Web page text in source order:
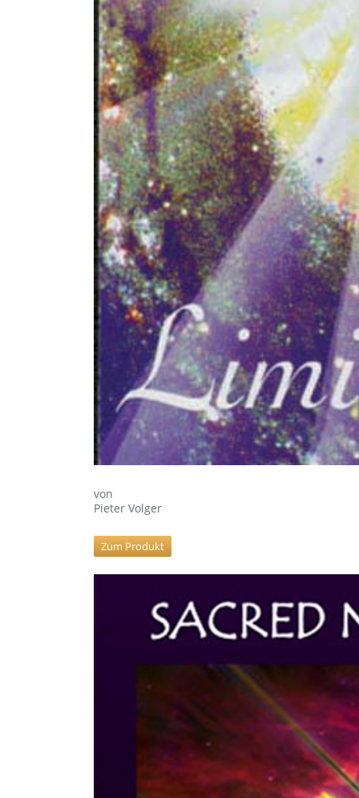
von
Pieter Volger
Zum Produkt